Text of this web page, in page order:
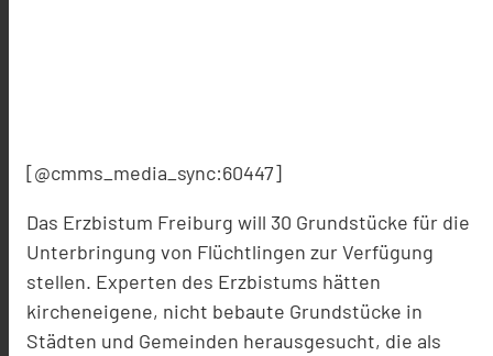
[@cmms_media_sync:60447]
Das Erzbistum Freiburg will 30 Grundstücke für die
Unterbringung von Flüchtlingen zur Verfügung
stellen. Experten des Erzbistums hätten
kircheneigene, nicht bebaute Grundstücke in
Städten und Gemeinden herausgesucht, die als